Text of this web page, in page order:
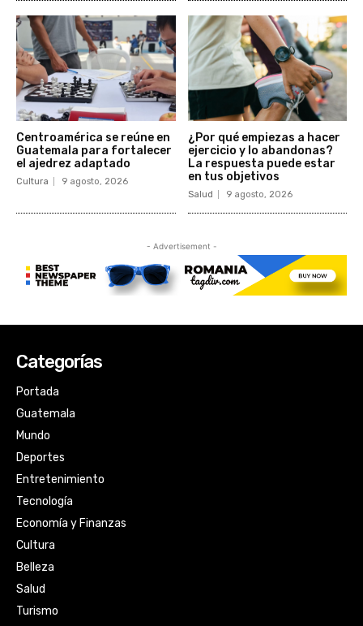
Categorías
Portada
Guatemala
Mundo
Deportes
Entretenimiento
Tecnología
Economía y Finanzas
Cultura
Belleza
Salud
Turismo